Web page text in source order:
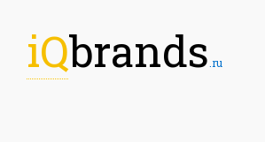
iQbrands .ru